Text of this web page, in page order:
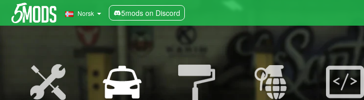
Norsk 5mods on Discord